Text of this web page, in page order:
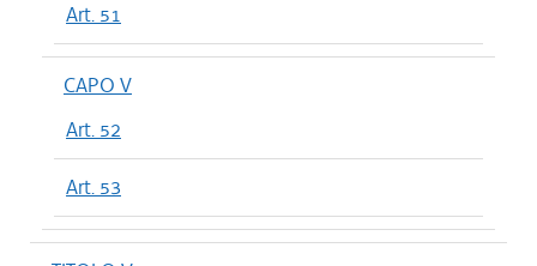
Art. 51
CAPO V
Art. 52
Art. 53